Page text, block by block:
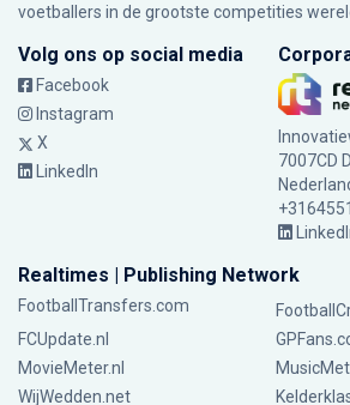
voetballers in de grootste competities
Volg ons op social media
Facebook
Instagram
X
LinkedIn
7007CD
Realtimes | Publishing Network
FootballTransfers.com
FCUpdate.nl
MovieMeter.nl
WijWedden.net